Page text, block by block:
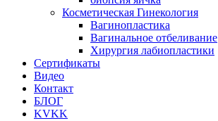
Косметическая Гинекология
Вагинопластика
Вагинальное отбеливание
Хирургия лабиопластики
Сертификаты
Видео
Контакт
БЛОГ
KVKK